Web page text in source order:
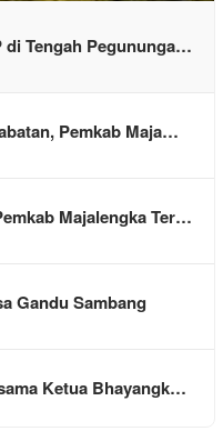
Tengah Pegununga…
Pemkab Maja…
Majalengka Ter…
Gandu Sambang
Ketua Bhayangk…